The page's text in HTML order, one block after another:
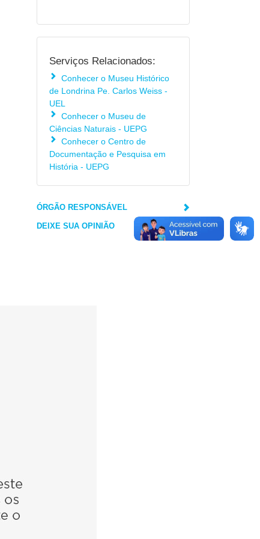
Serviços Relacionados:
Conhecer o Museu Histórico
de Londrina Pe. Carlos Weiss -
UEL
Conhecer o Museu de
Ciências Naturais - UEPG
Conhecer o Centro de
Documentação e Pesquisa em
História - UEPG
ÓRGÃO RESPONSÁVEL
DEIXE SUA OPINIÃO